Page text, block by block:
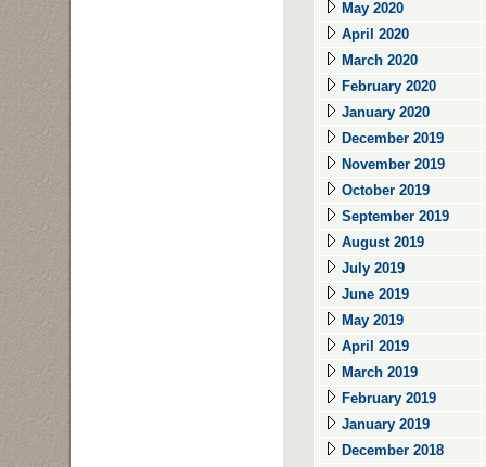
May 2020
April 2020
March 2020
February 2020
January 2020
December 2019
November 2019
October 2019
September 2019
August 2019
July 2019
June 2019
May 2019
April 2019
March 2019
February 2019
January 2019
December 2018